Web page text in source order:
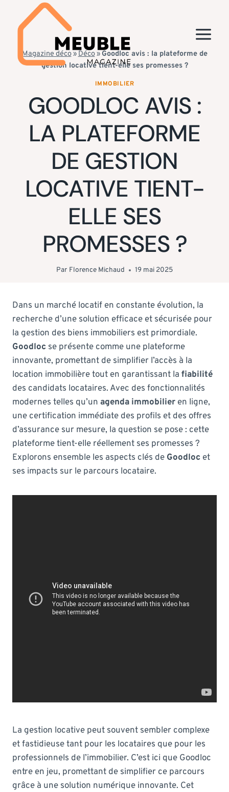
contenu
Magazine déco»Déco» Goodloc avis : la plateforme de
gestion locative tient-elle ses promesses ?
IMMOBILIER
GOODLOC AVIS :
LA PLATEFORME
DE GESTION
LOCATIVE TIENT-
ELLE SES
PROMESSES ?
Par Florence Michaud 19 mai 2025
Dans un marché locatif en constante évolution, la
recherche d’une solution efficace et sécurisée pour
la gestion des biens immobiliers est primordiale.
Goodloc se présente comme une plateforme
innovante, promettant de simplifier l’accès à la
location immobilière tout en garantissant la fiabilité
des candidats locataires. Avec des fonctionnalités
modernes telles qu’un agenda immobilier en ligne,
une certification immédiate des profils et des offres
d’assurance sur mesure, la question se pose : cette
plateforme tient-elle réellement ses promesses ?
Explorons ensemble les aspects clés de Goodloc et
ses impacts sur le parcours locataire.
La gestion locative peut souvent sembler complexe
et fastidieuse tant pour les locataires que pour les
professionnels de l’immobilier. C’est ici que Goodloc
entre en jeu, promettant de simplifier ce parcours
grâce à une solution numérique innovante. Cet